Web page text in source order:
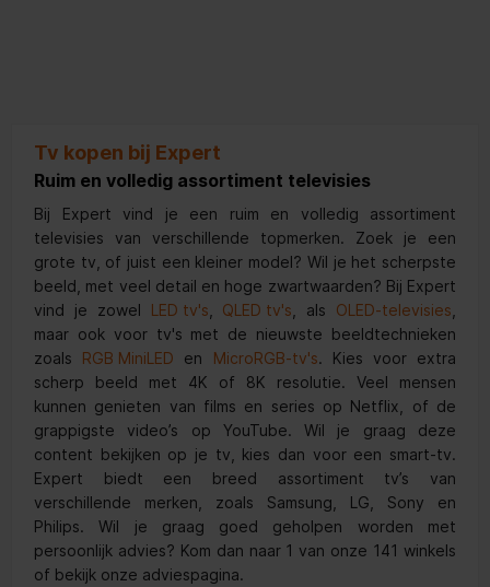
Tv kopen bij Expert
Ruim en volledig assortiment televisies
Bij Expert vind je een ruim en volledig assortiment
televisies van verschillende topmerken. Zoek je een
grote tv, of juist een kleiner model? Wil je het scherpste
beeld, met veel detail en hoge zwartwaarden? Bij Expert
vind je zowel
LED tv's, QLED tv's, als OLED-televisies,
maar ook voor tv's met de nieuwste beeldtechnieken
zoals
RGB MiniLED en MicroRGB-tv's. Kies voor extra
scherp beeld met 4K of 8K resolutie. Veel mensen
kunnen genieten van films en series op Netflix, of de
grappigste video’s op YouTube. Wil je graag deze
content bekijken op je tv, kies dan voor een smart-tv.
Expert biedt een breed assortiment tv’s van
verschillende merken, zoals Samsung, LG, Sony en
Philips. Wil je graag goed geholpen worden met
persoonlijk advies? Kom dan naar 1 van onze 141 winkels
of bekijk onze adviespagina.